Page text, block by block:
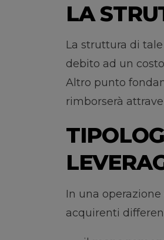
LA
La struttura di
debito ad un
Altro punto
rimborserà
In una
acquirenti